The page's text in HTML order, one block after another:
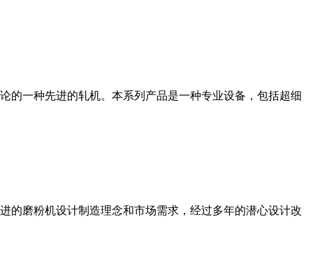
的一种先进的轧机。本系列产品是一种专业设备，包括超细
的磨粉机设计制造理念和市场需求，经过多年的潜心设计改